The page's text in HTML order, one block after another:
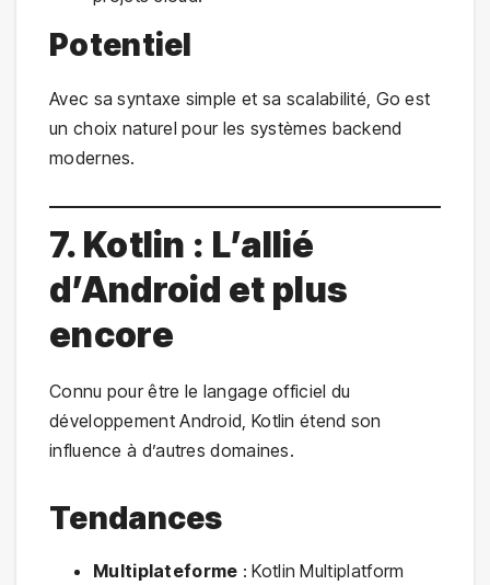
Potentiel
Avec sa syntaxe simple et sa scalabilité, Go est
un choix naturel pour les systèmes backend
modernes.
7. Kotlin : L’allié
d’Android et plus
encore
Connu pour être le langage officiel du
développement Android, Kotlin étend son
influence à d’autres domaines.
Tendances
Multiplateforme : Kotlin Multiplatform